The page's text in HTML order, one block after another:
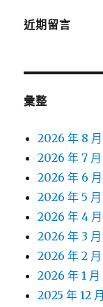
近期留言
彙整
2026 年 8 月
2026 年 7 月
2026 年 6 月
2026 年 5 月
2026 年 4 月
2026 年 3 月
2026 年 2 月
2026 年 1 月
2025 年 12 月